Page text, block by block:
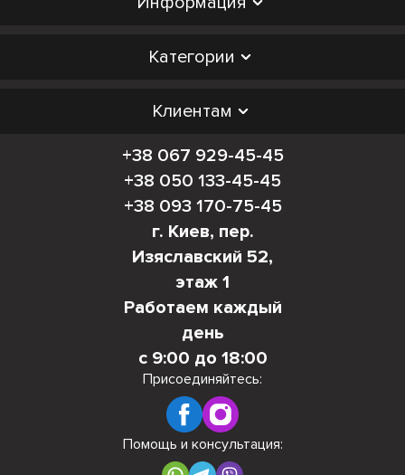
Категории
Клиентам
+38 067 929-45-45
+38 050 133-45-45
+38 093 170-75-45
г. Киев, пер.
Изяславский 52,
этаж 1
Работаем каждый
день
с 9:00 до 18:00
Присоединяйтесь:
Помощь и консультация: